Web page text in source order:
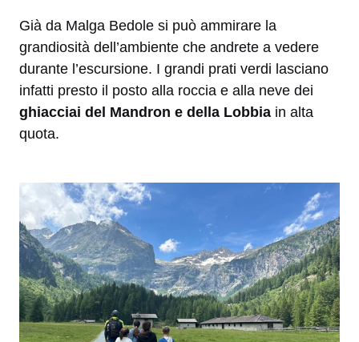
Già da Malga Bedole si può ammirare la
grandiosità dell’ambiente che andrete a vedere
durante l’escursione. I grandi prati verdi lasciano
infatti presto il posto alla roccia e alla neve dei
ghiacciai del Mandron e della Lobbia in alta
quota.